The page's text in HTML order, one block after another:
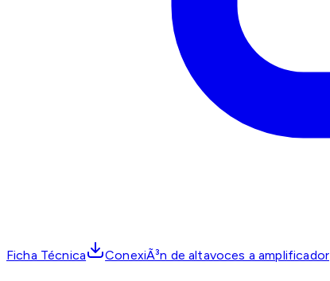
Ficha Técnica ConexiÃ³n de altavoces a amplificador